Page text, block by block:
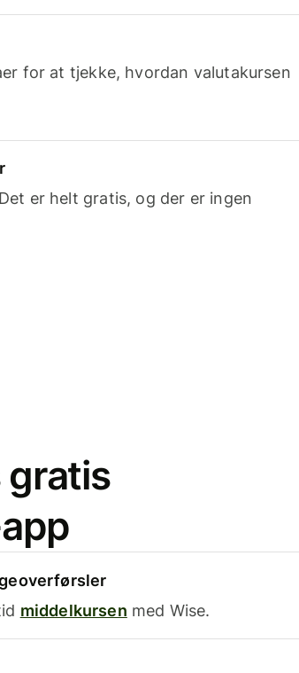
for at tjekke, hvordan valutakursen
er helt gratis, og der er ingen
gratis
middelkursen med Wise.